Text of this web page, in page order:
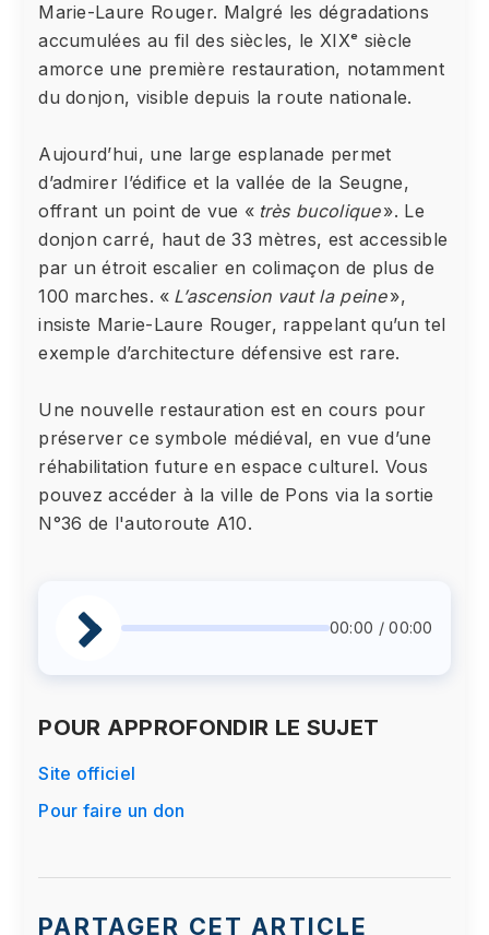
Marie-Laure Rouger. Malgré les dégradations
accumulées au fil des siècles, le XIXᵉ siècle
amorce une première restauration, notamment
du donjon, visible depuis la route nationale.
Aujourd’hui, une large esplanade permet
d’admirer l’édifice et la vallée de la Seugne,
offrant un point de vue « très bucolique». Le
donjon carré, haut de 33 mètres, est accessible
par un étroit escalier en colimaçon de plus de
100 marches. « L’ascension vaut la peine»,
insiste Marie-Laure Rouger, rappelant qu’un tel
exemple d’architecture défensive est rare.
Une nouvelle restauration est en cours pour
préserver ce symbole médiéval, en vue d’une
réhabilitation future en espace culturel. Vous
pouvez accéder à la ville de Pons via la sortie
N°36 de l'autoroute A10.
00:00 / 00:00
POUR APPROFONDIR LE SUJET
Site officiel
Pour faire un don
PARTAGER CET ARTICLE